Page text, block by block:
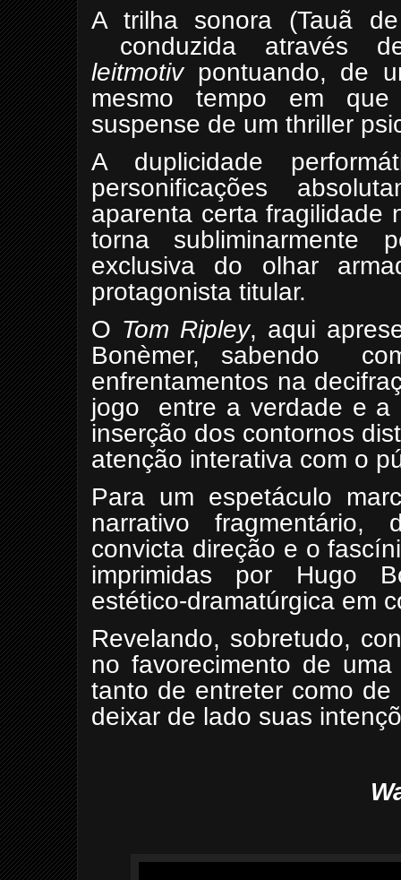
A trilha sonora (Tauã
conduzida através
leitmotivpontuando, de
mesmo tempo em
suspense de um thriller
A duplicidade
personificações
aparenta certa fragilidade
torna subliminarmente
exclusiva do olhar
protagonista titular.
O Tom Ripley, aqui
Bonèmer, sabendo
enfrentamentos na
jogo
entre a verdade e a
inserção dos contornos
atenção interativa com o
Para um espetáculo
narrativo fragmentário,
convicta direção e o
imprimidas por Hugo
estético-dramatúrgica em
Revelando, sobretudo,
no favorecimento de
tanto de entreter como
deixar de lado suas